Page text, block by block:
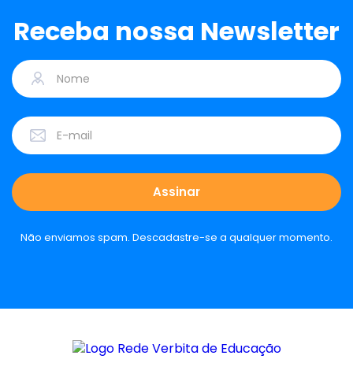
Receba nossa Newsletter
Não enviamos spam. Descadastre-se a qualquer momento.